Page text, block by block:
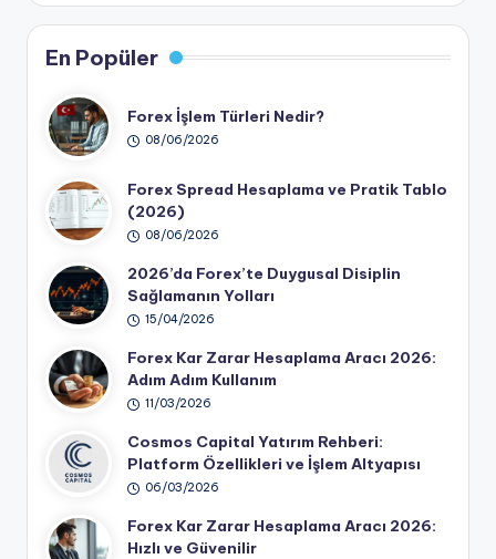
En Popüler
Forex İşlem Türleri Nedir?
08/06/2026
Forex Spread Hesaplama ve Pratik Tablo
(2026)
08/06/2026
2026’da Forex’te Duygusal Disiplin
Sağlamanın Yolları
15/04/2026
Forex Kar Zarar Hesaplama Aracı 2026:
Adım Adım Kullanım
11/03/2026
Cosmos Capital Yatırım Rehberi:
Platform Özellikleri ve İşlem Altyapısı
06/03/2026
Forex Kar Zarar Hesaplama Aracı 2026:
Hızlı ve Güvenilir